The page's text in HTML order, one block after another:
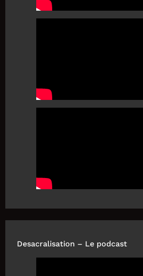
Desacralisation – Le podcast